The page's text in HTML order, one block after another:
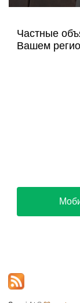
Частные
Вашем